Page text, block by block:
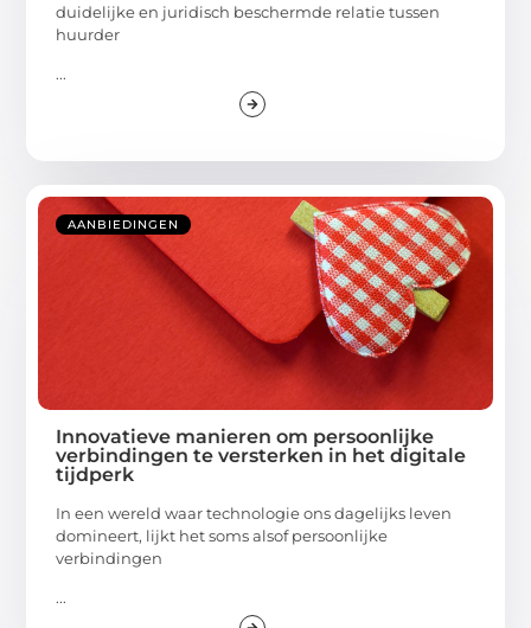
duidelijke en juridisch beschermde relatie tussen
huurder
...
AANBIEDINGEN
Innovatieve manieren om persoonlijke
verbindingen te versterken in het digitale
tijdperk
In een wereld waar technologie ons dagelijks leven
domineert, lijkt het soms alsof persoonlijke
verbindingen
...